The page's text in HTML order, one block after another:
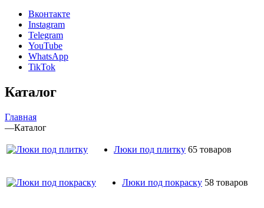
Вконтакте
Instagram
Telegram
YouTube
WhatsApp
TikTok
Каталог
Главная
—Каталог
Люки под плитку 65 товаров
Люки под покраску 58 товаров